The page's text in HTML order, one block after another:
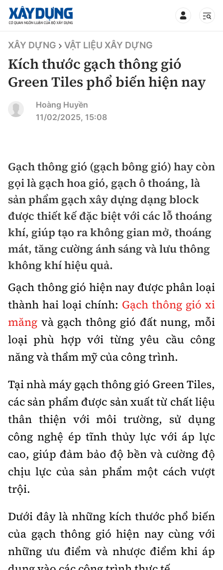
TIN BỘ XÂY DỰNG
CHUYÊN MỤC
Thời sự
Chính trị
Xã hội
Chuyện dọc đường
Cải chính
Xây dựng
Chỉ đạo điều hành
Quy hoạch kiến trúc
Vật liệu xây dựng
Giám định chất lượng
Quản lý đô thị
Giao thông
Quản lý
Đường bộ
Hàng không
Đường sắt
Đăng kiểm
Đường sắt tốc độ cao
Đường thủy
Hàng hải
Đường sắt đô thị
Nhà thầu
Mời thầu - Đấu thầu
Thi viết về GTVT
Kinh tế
Thị trường
Tài chính
Chứng khoán
Bảo hiểm
Thanh tra
An ninh hình sự
Điều tra
Hỏi - Đáp
An toàn giao thông
Giao thông 24h
ATGT địa phương
Văn hóa giao thông
Lái xe an toàn
Chung tay vì ATGT
Gương sáng giao thông
Chất lượng sống
Giáo dục
Y tế
Đời sống
Lao động - Công đoàn
Văn hóa - Giải Trí
Văn hóa
Showbiz
Điện ảnh
Âm nhạc
Thể thao
Bóng đá
Bình luận
Hậu trường sao
360 độ thể thao
Công nghệ
Công nghệ mới
Sản phẩm mới
Tư vấn
Thế giới
Thời sự Quốc tế
Thế giới giao thông
Thế giới xây dựng
Đi ++
Khám phá
Lối sống
Video
Thời sự
Khám phá
XÂY DỰNG VẬT LIỆU XÂY DỰNG
Kích thước gạch thông gió
Green Tiles phổ biến hiện nay
Hoàng Huyền
11/02/2025, 15:08
Gạch thông gió (gạch bông gió) hay còn
gọi là gạch hoa gió, gạch ô thoáng, là
sản phẩm gạch xây dựng dạng block
được thiết kế đặc biệt với các lỗ thoáng
khí, giúp tạo ra không gian mở, thoáng
mát, tăng cường ánh sáng và lưu thông
không khí hiệu quả.
Gạch thông gió hiện nay được phân loại
thành hai loại chính: Gạch thông gió xi
măng và gạch thông gió đất nung, mỗi
loại phù hợp với từng yêu cầu công
năng và thẩm mỹ của công trình.
Tại nhà máy gạch thông gió Green Tiles,
các sản phẩm được sản xuất từ chất liệu
thân thiện với môi trường, sử dụng
công nghệ ép tĩnh thủy lực với áp lực
cao, giúp đảm bảo độ bền và cường độ
chịu lực của sản phẩm một cách vượt
trội.
Dưới đây là những kích thước phổ biến
của gạch thông gió hiện nay cùng với
những ưu điểm và nhược điểm khi áp